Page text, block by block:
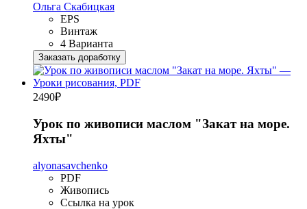
Ольга Скабицкая
EPS
Винтаж
4 Варианта
Заказать доработку
2490₽
Урок по живописи маслом "Закат на море.
Яхты"
alyonasavchenko
PDF
Живопись
Ссылка на урок